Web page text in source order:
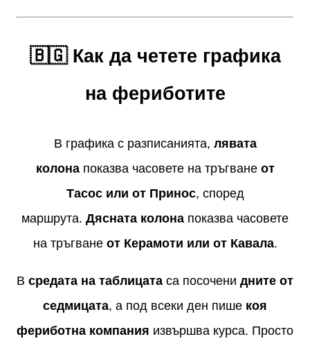
🇧🇬 Как да четете графика
на фериботите
В графика с разписанията, лявата
колонапоказва часовете на тръгване от
Тасос или от Принос, според
маршрута. Дясната колона показва часовете
на тръгване от Керамоти или от Кавала.
В средата на таблицата са посочени дните от
седмицата, а под всеки ден пише коя
фериботна компания извършва курса. Просто